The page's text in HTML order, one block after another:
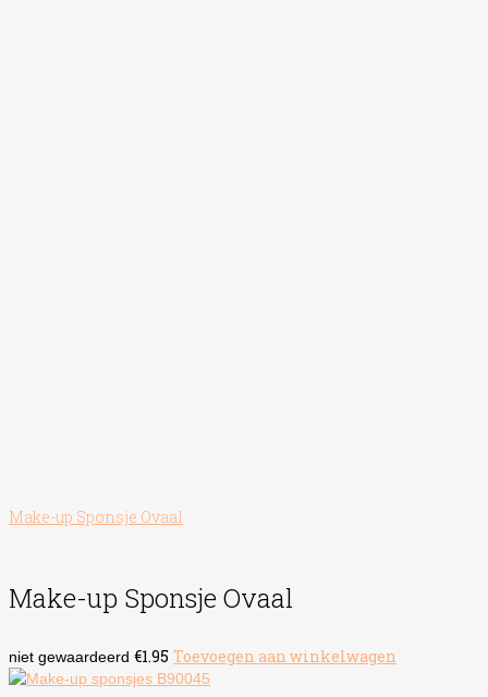
Make-up Sponsje Ovaal
Make-up Sponsje Ovaal
niet gewaardeerd €1.95 Toevoegen aan winkelwagen